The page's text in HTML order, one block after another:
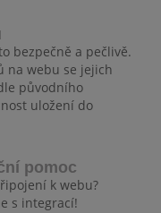
bezpečně a pečlivě.
na webu se jejich
původního
uložení do
pomoc
k webu?
s integrací!